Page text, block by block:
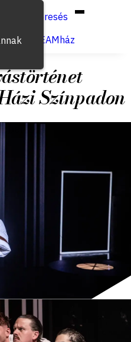
Keresés
VígSTREAMház
Színpadon
28.